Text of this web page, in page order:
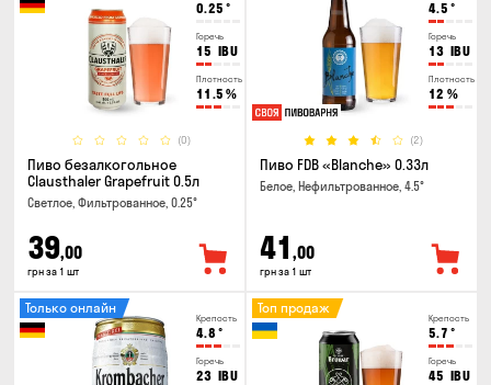
0.25 °
Горечь
15 IBU
Плотность
11.5 %
(0)
Пиво безалкогольное
Clausthaler Grapefruit 0.5л
Светлое, Фильтрованное, 0.25°
39,00
грн за 1 шт
4.5 °
Горечь
13 IBU
Плотность
12 %
(2)
Пиво FDB «Blanche» 0.33л
Белое, Нефильтрованное, 4.5°
41 ,00
грн за 1 шт
Крепость
4.8 °
Горечь
23 IBU
Только онлайн
Крепость
5.7 °
Горечь
45 IBU
Топ продаж